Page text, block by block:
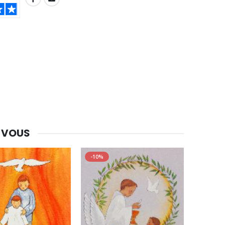
-20%
Déposez votre Neuvaine à Lourdes
€12.00 €9.60
-10%